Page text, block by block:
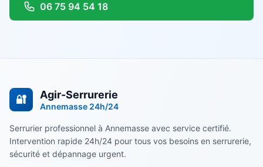
06 75 94 54 18
🔐 Agir-Serrurerie
Annemasse 24h/24
Serrurier professionnel à Annemasse avec service certifié.
Intervention rapide 24h/24 pour tous vos besoins en serrurerie,
sécurité et dépannage urgent.